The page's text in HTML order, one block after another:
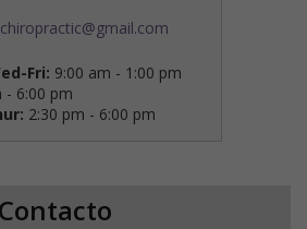
Fri: 9:00 am - 1:00 pm
- 6:00 pm
2:30 pm - 6:00 pm
Contacto